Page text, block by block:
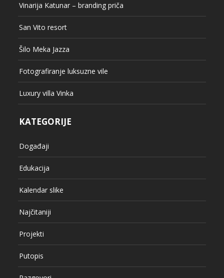
Vinarija Katunar – branding priča
San Vito resort
Šilo Meka Jazza
Fotografiranje luksuzne vile
Luxury villa Vinka
KATEGORIJE
Događaji
Edukacija
Kalendar slike
Najčitaniji
Projekti
Putopis